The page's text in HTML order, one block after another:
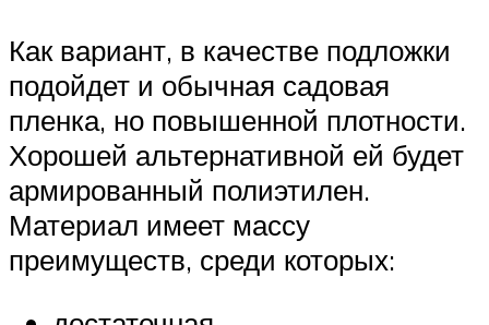
Как вариант, в качестве подложки
подойдет и обычная садовая
пленка, но повышенной плотности.
Хорошей альтернативной ей будет
армированный полиэтилен.
Материал имеет массу
преимуществ, среди которых: